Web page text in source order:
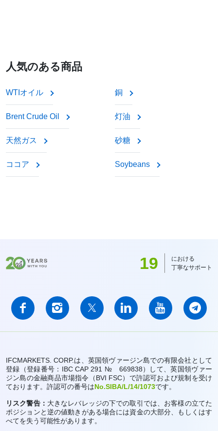
人気のある商品
WTIオイル 銅
Brent Crude Oil 灯油
天然ガス 砂糖
ココア Soybeans
19
における
丁寧なサポート
IFCMARKETS. CORP.は、英国領ヴァージン島での有限会社として
登録（登録番号：IBC CAP 291 № 669838）して、英国領ヴァー
ジン島の金融商品市場指令（BVI FSC）で許認可および規制を受け
ております。許認可の番号はNo.SIBA/L/14/1073です。
リスク警告： 大きなレバレッジの下での取引では、お客様の立てた
ポジションと逆の値動きがある場合には資金の大部分、もしくはす
べてを失う可能性があります。